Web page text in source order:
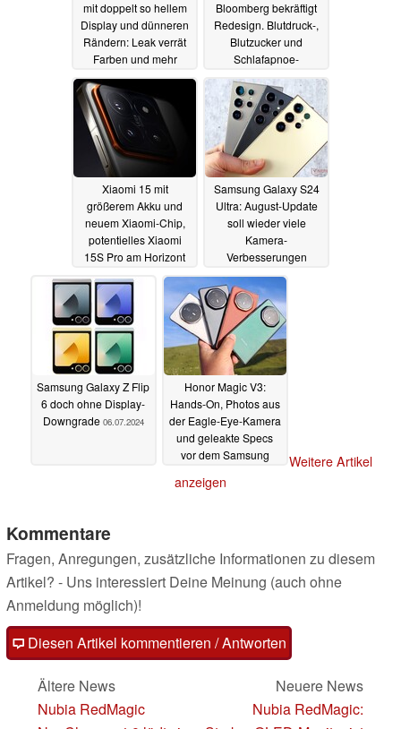
mit doppelt so hellem
Display und dünneren
Rändern: Leak verrät
Farben und mehr
Specs09.07.2024
Bloomberg bekräftigt
Redesign. Blutdruck-,
Blutzucker und
Schlafapnoe-
Erkennung verzögern
sich aber07.07.2024
Xiaomi 15 mit
größerem Akku und
neuem Xiaomi-Chip,
potentielles Xiaomi
15S Pro am Horizont
Samsung Galaxy S24
Ultra: August-Update
soll wieder viele
Kamera-
Verbesserungen
bringen07.07.2024
Samsung Galaxy Z Flip
6 doch ohne Display-
Downgrade 06.07.2024
Honor Magic V3:
Hands-On, Photos aus
der Eagle-Eye-Kamera
und geleakte Specs
vor dem Samsung
Launch06.07.2024
Weitere Artikel
anzeigen
Kommentare
Fragen, Anregungen, zusätzliche Informationen zu diesem
Artikel? - Uns interessiert Deine Meinung (auch ohne
Anmeldung möglich)!
Diesen Artikel kommentieren / Antworten
Ältere News
Nubia RedMagic
Neuere News
Nubia RedMagic: